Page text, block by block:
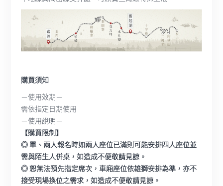
購買須知
－使用效期－
需依指定日期使用
－使用說明－
【購買限制】
◎ 單、兩人報名時如兩人座位已滿則可能安排四人座位並
需與陌生人併桌，如造成不便敬請見諒。
◎ 恕無法預先指定席次，車廂座位依雄獅安排為準，亦不
接受現場換位之需求，如造成不便敬請見諒。